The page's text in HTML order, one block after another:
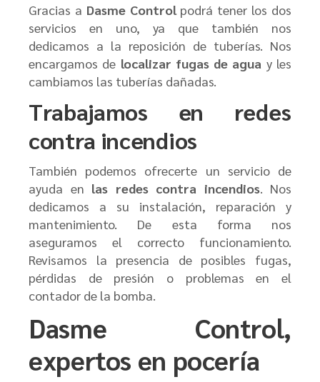
Gracias a Dasme Controlpodrá tener los dos
servicios en uno, ya que también nos
dedicamos a la reposición de tuberías. Nos
encargamos de localizar fugas de agua y les
cambiamos las tuberías dañadas.
Trabajamos en redes
contra incendios
También podemos ofrecerte un servicio de
ayuda en las redes contra incendios. Nos
dedicamos a su instalación, reparación y
mantenimiento. De esta forma nos
aseguramos el correcto funcionamiento.
Revisamos la presencia de posibles fugas,
pérdidas de presión o problemas en el
contador de la bomba.
Dasme Control,
expertos en pocería